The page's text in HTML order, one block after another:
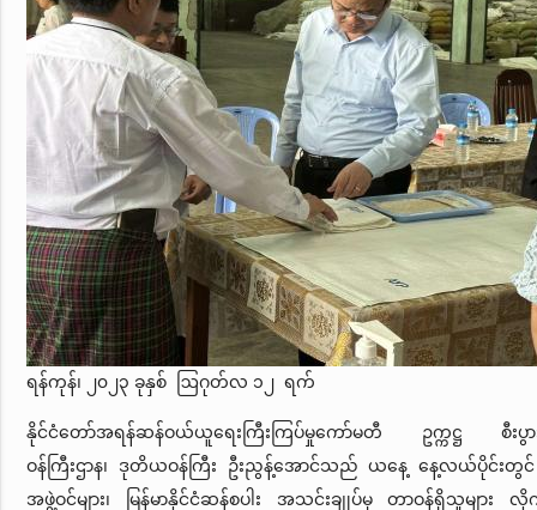
ရန်ကုန်၊ ၂၀၂၃ ခုနှစ် ဩဂုတ်လ ၁၂ ရက်
နိုင်ငံတော်အရန်ဆန်ဝယ်ယူရေးကြီးကြပ်မှုကော်မတီ ဥက္ကဋ္ဌ စီးပွားရ
ဝန်ကြီးဌာန၊ ဒုတိယဝန်ကြီး ဦးညွန့်အောင်သည် ယနေ့ နေ့လယ်ပိုင်း
အဖွဲ့ဝင်များ၊ မြန်မာနိုင်ငံဆန်စပါး အသင်းချုပ်မှ တာဝန်ရှိသူမ